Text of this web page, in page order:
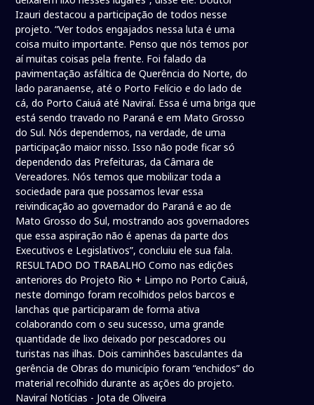
Izauri destacou a participação de todos nesse
projeto. “Ver todos engajados nessa luta é uma
coisa muito importante. Penso que nós temos por
aí muitas coisas pela frente. Foi falado da
pavimentação asfáltica de Querência do Norte, do
lado paranaense, até o Porto Felício e do lado de
cá, do Porto Caiuá até Naviraí. Essa é uma briga que
está sendo travado no Paraná e em Mato Grosso
do Sul. Nós dependemos, na verdade, de uma
participação maior nisso. Isso não pode ficar só
dependendo das Prefeituras, da Câmara de
Vereadores. Nós temos que mobilizar toda a
sociedade para que possamos levar essa
reivindicação ao governador do Paraná e ao de
Mato Grosso do Sul, mostrando aos governadores
que essa aspiração não é apenas da parte dos
Executivos e Legislativos”, concluiu ele sua fala.
RESULTADO DO TRABALHO Como nas edições
anteriores do Projeto Rio + Limpo no Porto Caiuá,
neste domingo foram recolhidos pelos barcos e
lanchas que participaram de forma ativa
colaborando com o seu sucesso, uma grande
quantidade de lixo deixado por pescadores ou
turistas nas ilhas. Dois caminhões basculantes da
gerência de Obras do município foram “enchidos” do
material recolhido durante as ações do projeto.
Naviraí Notícias - Jota de Oliveira